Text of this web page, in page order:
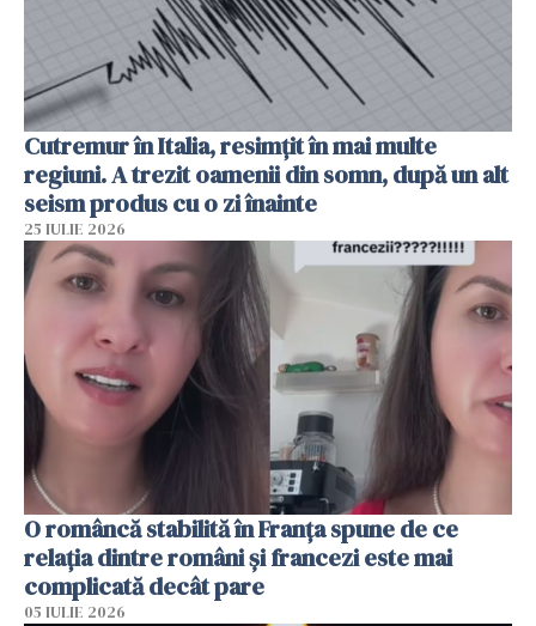
Cutremur în Italia, resimțit în mai multe
regiuni. A trezit oamenii din somn, după un alt
seism produs cu o zi înainte
25 IULIE 2026
O româncă stabilită în Franța spune de ce
relația dintre români și francezi este mai
complicată decât pare
05 IULIE 2026